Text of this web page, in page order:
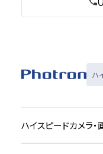
ハ
ハイスピードカメラ